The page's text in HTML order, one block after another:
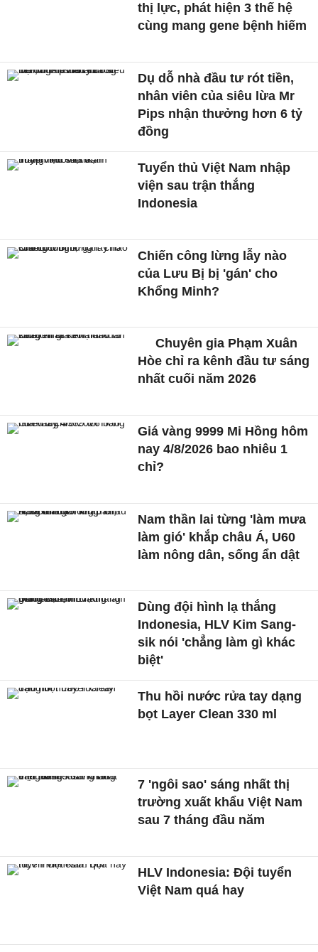
thị lực, phát hiện 3 thế hệ
cùng mang gene bệnh hiếm
Dụ dỗ nhà đầu tư rót tiền,
nhân viên của siêu lừa Mr
Pips nhận thưởng hơn 6 tỷ
đồng
Tuyển thủ Việt Nam nhập
viện sau trận thắng
Indonesia
Chiến công lừng lẫy nào
của Lưu Bị bị 'gán' cho
Khổng Minh?
Chuyên gia Phạm Xuân
Hòe chỉ ra kênh đầu tư sáng
nhất cuối năm 2026
Giá vàng 9999 Mi Hồng hôm
nay 4/8/2026 bao nhiêu 1
chỉ?
Nam thần lai từng 'làm mưa
làm gió' khắp châu Á, U60
làm nông dân, sống ẩn dật
Dùng đội hình lạ thắng
Indonesia, HLV Kim Sang-
sik nói 'chẳng làm gì khác
biệt'
Thu hồi nước rửa tay dạng
bọt Layer Clean 330 ml
7 'ngôi sao' sáng nhất thị
trường xuất khẩu Việt Nam
sau 7 tháng đầu năm
HLV Indonesia: Đội tuyển
Việt Nam quá hay